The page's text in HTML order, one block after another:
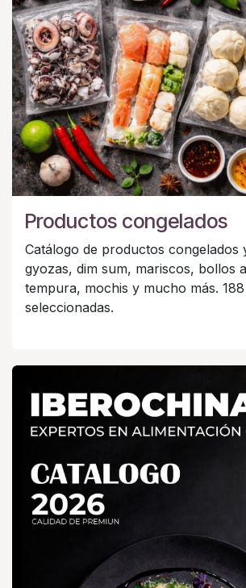
Productos congelados
Catálogo de productos congelados
gyozas, dim sum, mariscos, bollos
tempura, mochis y mucho más.
seleccionadas.